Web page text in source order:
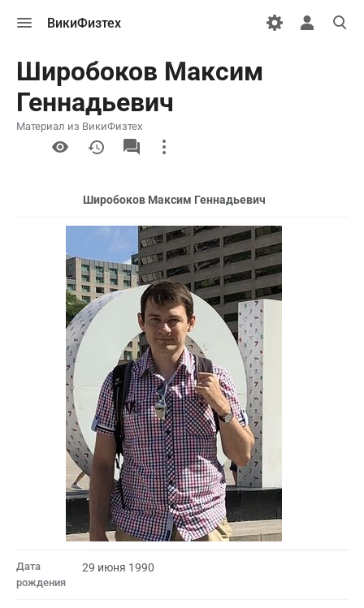
меню
ВикиФизтех
Открыть
поиск
Широбоков Максим
Геннадьевич
Материал из ВикиФизтех
More
actions
Широбоков Максим Геннадьевич
Дата
рождения
29 июня 1990